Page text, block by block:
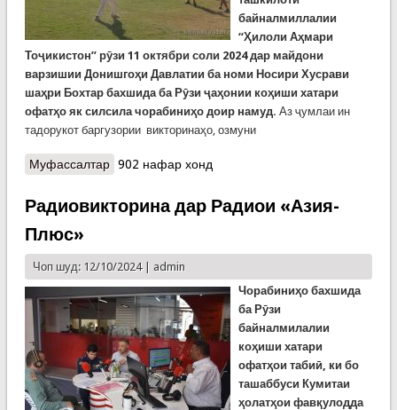
байналмиллалии
“Ҳилоли Аҳмари
Тоҷикистон” рӯзи 11 октябри соли 2024 дар майдони
варзишии Донишгоҳи Давлатии ба номи Носири Хусрави
шаҳри Бохтар бахшида ба Рӯзи ҷаҳонии коҳиши хатари
офатҳо як силсила чорабиниҳо доир намуд. Аз ҷумлаи ин
тадорукот баргузории викторинаҳо, озмуни
Муфассалтаро Бахшида ба рӯзи ҷаҳонии хатари офатҳо дар
902 нафар хонд
Радиовикторина дар Радиои «Азия-
Плюс»
Чоп шуд: 12/10/2024 | admin
Чорабиниҳо бахшида
ба Рӯзи
байналмилалии
коҳиши хатари
офатҳои табиӣ, ки бо
ташаббуси Кумитаи
ҳолатҳои фавқулодда